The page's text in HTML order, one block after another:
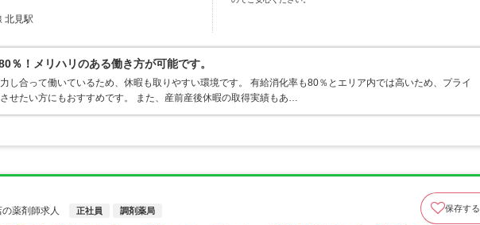
北見駅
％！メリハリのある働き方が可能です。
し合って働いているため、休暇も取りやすい環境です。 有給消化率も80％とエリア内では高いため、プライ
せたい方にもおすすめです。 また、産前産後休暇の取得実績もあ…
薬剤師求人
正社員 調剤薬局 保存する